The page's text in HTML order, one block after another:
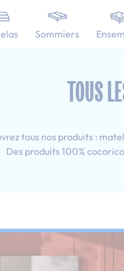
Sommiers
cm
TOUS
tous nos produits :
Des produits 100%